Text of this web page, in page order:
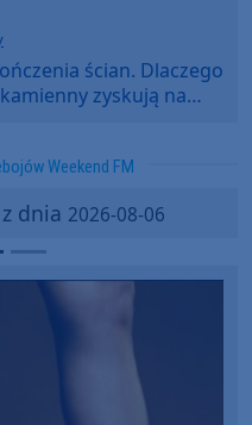
ścian. Dlaczego
zyskują na
Weekend FM
dnia 2026-08-06